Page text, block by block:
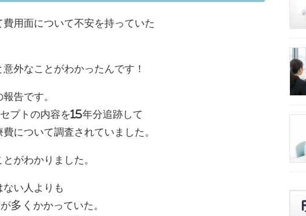
用面について不安を持っていた
外なことがわかったんです！
告です。
プトの内容を15年分追跡して
について調査されていました。
がわかりました。
い人よりも
多く かかっていた。